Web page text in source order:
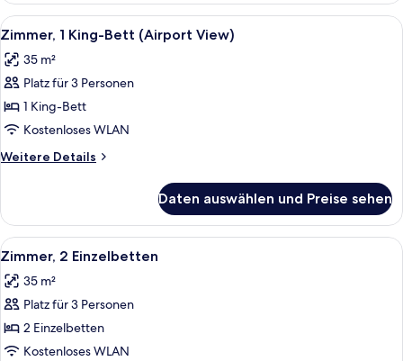
Poolblick
Alle
Fotos
für
Zimmer,
1 King-
Bett
(Airport
View)
Ein Hotelzimmer mit Bett, zwei
7
Zimmer, 1 King-Bett (Airport View)
35 m²
Platz für 3 Personen
1 King-Bett
Kostenloses WLAN
Weitere Details
Weitere
1 King-
Bett
(Airport
Daten auswählen und Preise sehen
Alle
Fotos
für
Zimmer,
2 Einzelbetten
anzeigen
Ein Hotelzimmer mit einem großen
6
Zimmer, 2 Einzelbetten
35 m²
Platz für 3 Personen
2 Einzelbetten
Kostenloses WLAN